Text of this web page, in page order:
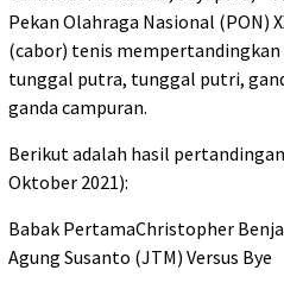
Pekan Olahraga Nasional (PON)
(cabor) tenis
tunggal putra, tunggal putri,
ganda campuran.
Berikut adalah hasil
Oktober 2021):
Babak PertamaChristopher
Agung Susanto (JTM) Versus Bye